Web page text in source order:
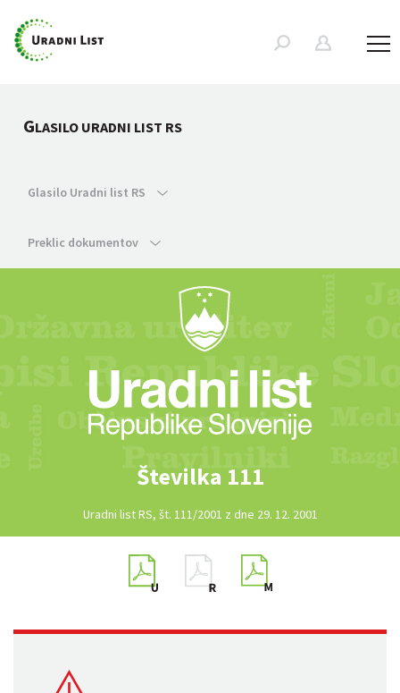
GLASILO URADNI LIST RS
Glasilo Uradni list RS
Preklic dokumentov
Številka 111
Uradni list RS, št. 111/2001 z dne 29. 12. 2001